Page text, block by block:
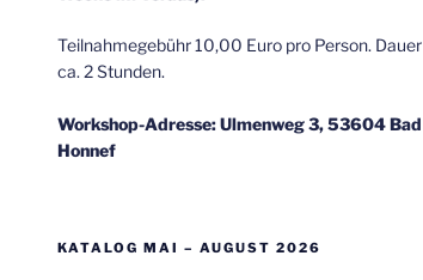
Teilnahmegebühr 10,00 Euro pro Person. Dauer
ca. 2 Stunden.
Workshop-Adresse: Ulmenweg 3, 53604 Bad
Honnef
KATALOG MAI – AUGUST 2026